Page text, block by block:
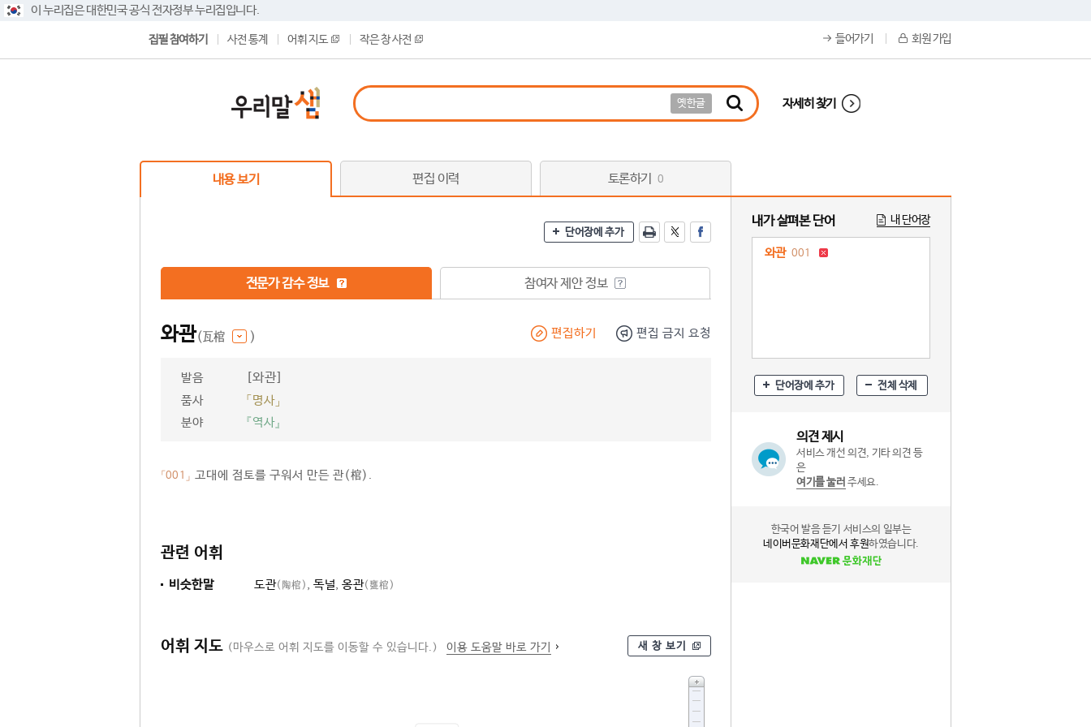
이 누리집은 대한민국 공식 전자정부 누리집입니다.
집필 참여하기 사전 통계 어휘 지도 작은 창 사전 들어가기 회원 가입
옛한글 자세히 찾기
내용 보기 편집 이력 토론하기 0
단어장에 추가
전문가 감수 정보 참여자 제안 정보
와관(瓦棺 ) 편집하기 편집 금지 요청
발음 [와관]
품사
「명사」
분야
『역사』
「001」 고대에 점토를 구워서 만든 관(棺).
관련 어휘
비슷한말 도관(陶棺) , 독널, 옹관(甕棺)
어휘 지도 (마우스로 어휘 지도를 이동할 수 있습니다.) 이용 도움말 바로 가기 새 창 보기
내가 살펴본 단어 내 단어장
와관 001
단어장에 추가 전체 삭제
의견 제시
서비스 개선 의견, 기타 의견 등
은
여기를 눌러 주세요.
한국어 발음 듣기 서비스의 일부는
네이버문화재단에서 후원하였습니다.